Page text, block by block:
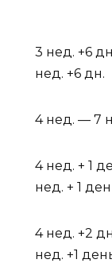
3 нед. +6
нед. +6 дн.
4 нед. — 7
4 нед. + 1
нед. + 1
4 нед. +2
нед. +1